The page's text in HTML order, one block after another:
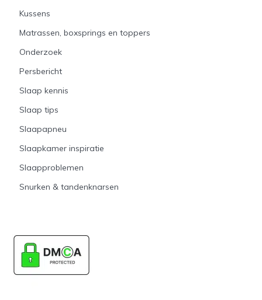
Kussens
Matrassen, boxsprings en toppers
Onderzoek
Persbericht
Slaap kennis
Slaap tips
Slaapapneu
Slaapkamer inspiratie
Slaapproblemen
Snurken & tandenknarsen